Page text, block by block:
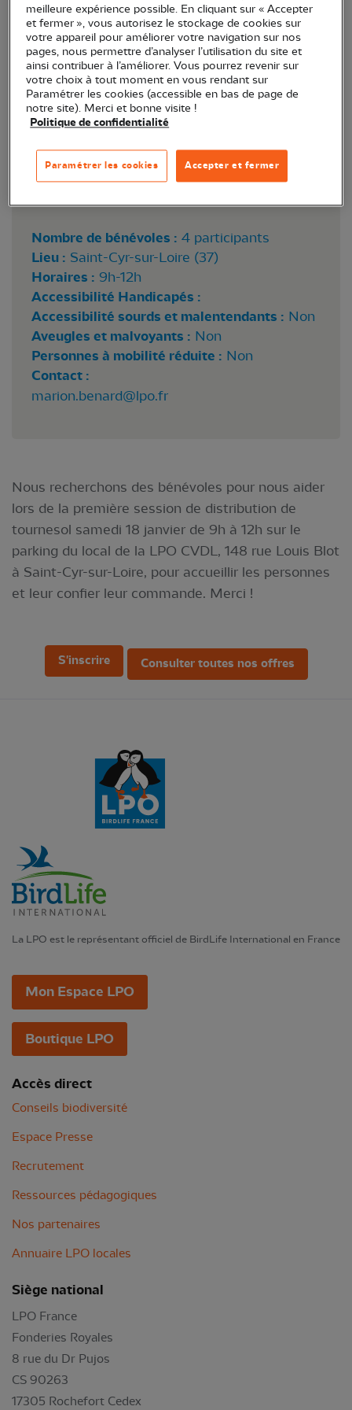
© Alain Bloquet
Nombre de bénévoles : 4 participants
Lieu : Saint-Cyr-sur-Loire (37)
Horaires : 9h-12h
Accessibilité Handicapés :
Accessibilité sourds et malentendants : Non
Aveugles et malvoyants : Non
Personnes à mobilité réduite : Non
Contact :
marion.benard@lpo.fr
Nous recherchons des bénévoles pour nous aider
lors de la première session de distribution de
tournesol samedi 18 janvier de 9h à 12h sur le
parking du local de la LPO CVDL, 148 rue Louis Blot
à Saint-Cyr-sur-Loire, pour accueillir les personnes
et leur confier leur commande. Merci !
S'inscrire Consulter toutes nos offres
La LPO est le représentant officiel de BirdLife International en France
Mon Espace LPO
Boutique LPO
Accès direct
Conseils biodiversité
Espace Presse
Recrutement
Ressources pédagogiques
Nos partenaires
Annuaire LPO locales
Siège national
LPO France
Fonderies Royales
8 rue du Dr Pujos
CS 90263
17305 Rochefort Cedex
meilleure expérience possible. En cliquant sur « Accepter
et fermer », vous autorisez le stockage de cookies sur
votre appareil pour améliorer votre navigation sur nos
pages, nous permettre d’analyser l’utilisation du site et
ainsi contribuer à l’améliorer. Vous pourrez revenir sur
votre choix à tout moment en vous rendant sur
Paramétrer les cookies (accessible en bas de page de
notre site). Merci et bonne visite !
Politique de confidentialité
Accepter et fermer
Paramétrer les cookies